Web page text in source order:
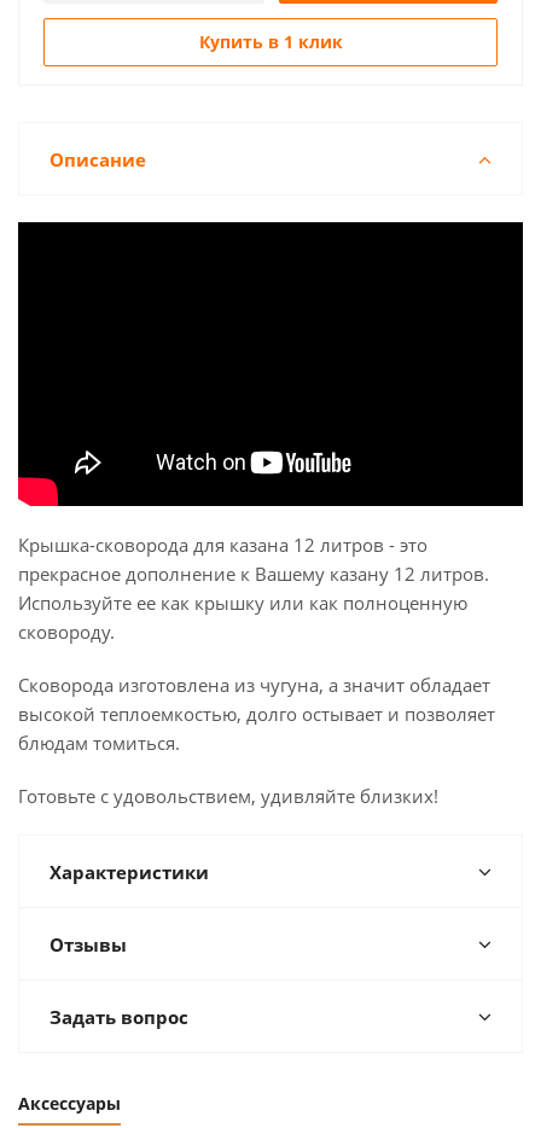
Купить в 1 клик
Описание
Крышка-сковорода для казана 12 литров - это
прекрасное дополнение к Вашему казану 12 литров.
Используйте ее как крышку или как полноценную
сковороду.
Сковорода изготовлена из чугуна, а значит обладает
высокой теплоемкостью, долго остывает и позволяет
блюдам томиться.
Готовьте с удовольствием, удивляйте близких!
Характеристики
Отзывы
Задать вопрос
Аксессуары